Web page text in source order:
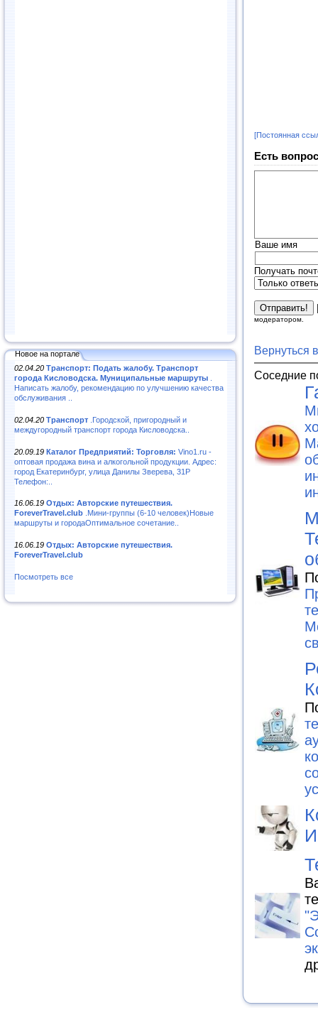
Новое на портале
02.04.20 Транспорт: Подать жалобу. Транспорт
города Кисловодска. Муниципальные маршруты
Написать жалобу, рекомендацию по улучшению качества
обслуживания ..
02.04.20 Транспорт .Городской, пригородный и
междугородный транспорт города Кисловодска..
20.09.19 Каталог Предприятий: Торговля: Vino1.ru -
оптовая продажа вина и алкогольной продукции. Адрес:
город Екатеринбург, улица Данилы Зверева, 31Р
Телефон:..
16.06.19 Отдых: Авторские путешествия.
ForeverTravel.club .Мини-группы (6-10 человек)Новые
маршруты и городаОптимальное сочетание..
16.06.19 Отдых: Авторские путешествия.
ForeverTravel.club
Посмотреть все
[Постоянная
Есть
Ваше имя
Получать
модератором.
Вернуться
Соседние